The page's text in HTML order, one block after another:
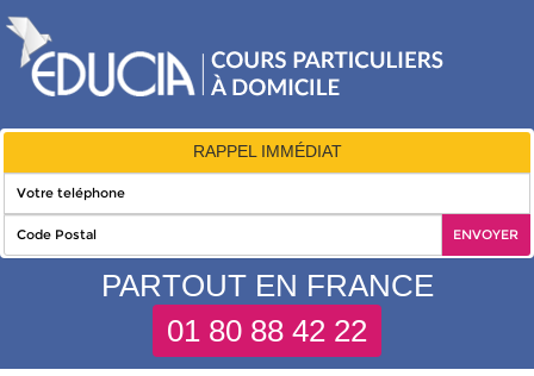
RAPPEL IMMÉDIAT
PARTOUT EN FRANCE
01 80 88 42 22